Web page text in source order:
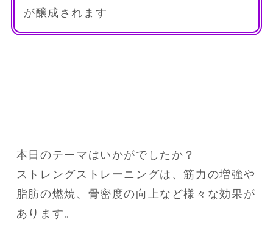
が醸成されます
本日のテーマはいかがでしたか？
ストレングストレーニングは、筋力の増強や
脂肪の燃焼、骨密度の向上など様々な効果が
あります。